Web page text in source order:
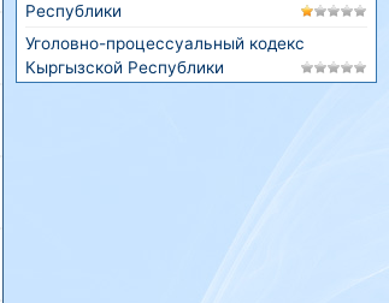
Республики
Уголовно-процессуальный кодекс
Кыргызской Республики